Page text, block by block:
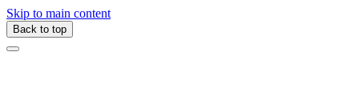
Skip to main content
Back to top